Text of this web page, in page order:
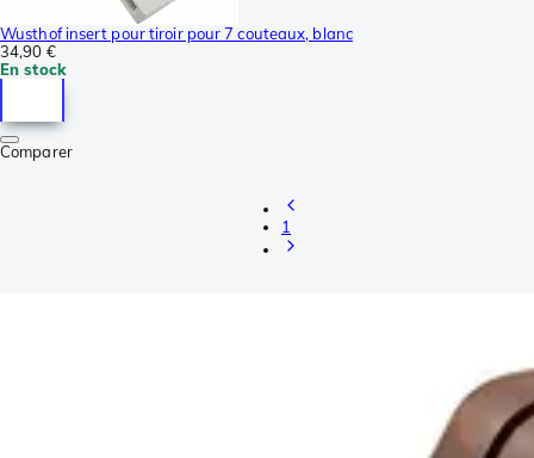
Wusthof insert pour tiroir pour 7 couteaux, blanc
34,90 €
En stock
Comparer
1